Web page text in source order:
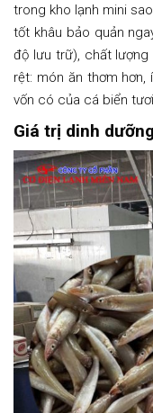
trong kho lạnh mini
tốt khâu bảo quản
độ lưu trữ), chất
rệt: món ăn thơm
vốn có của cá biển tươi.
Giá trị dinh